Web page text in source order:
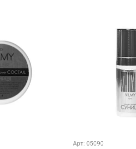
Арт: 05090